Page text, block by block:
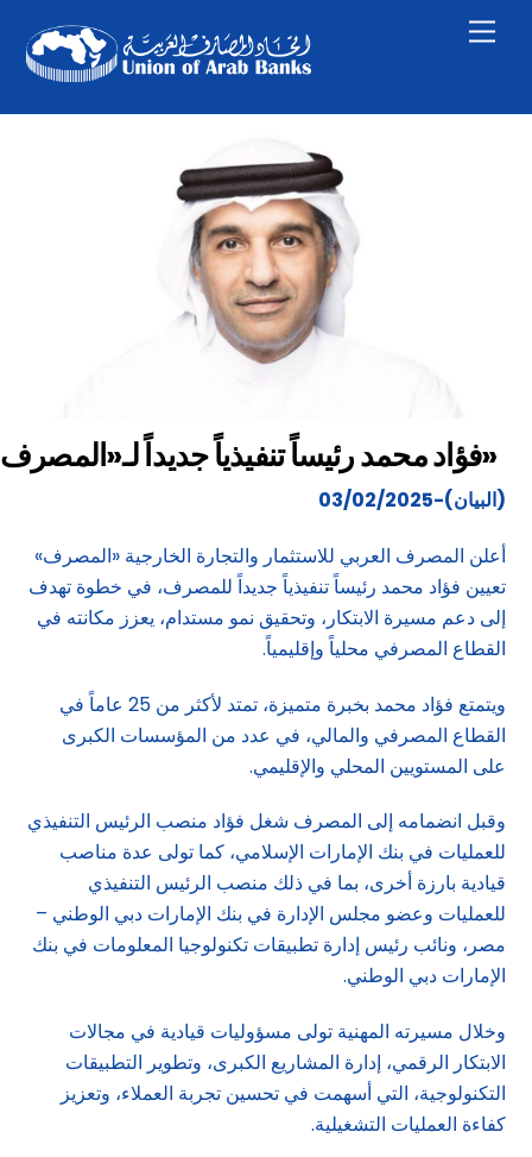
content
فؤاد محمد رئيساً تنفيذياً جديداً لـ«المصرف»
(البيان)-03/02/2025
أعلن المصرف العربي للاستثمار والتجارة الخارجية «المصرف»
تعيين فؤاد محمد رئيساً تنفيذياً جديداً للمصرف، في خطوة تهدف
إلى دعم مسيرة الابتكار، وتحقيق نمو مستدام، يعزز مكانته في
القطاع المصرفي محلياً وإقليمياً.
ويتمتع فؤاد محمد بخبرة متميزة، تمتد لأكثر من 25 عاماً في
القطاع المصرفي والمالي، في عدد من المؤسسات الكبرى
على المستويين المحلي والإقليمي.
وقبل انضمامه إلى المصرف شغل فؤاد منصب الرئيس التنفيذي
للعمليات في بنك الإمارات الإسلامي، كما تولى عدة مناصب
قيادية بارزة أخرى، بما في ذلك منصب الرئيس التنفيذي
للعمليات وعضو مجلس الإدارة في بنك الإمارات دبي الوطني –
مصر، ونائب رئيس إدارة تطبيقات تكنولوجيا المعلومات في بنك
الإمارات دبي الوطني.
وخلال مسيرته المهنية تولى مسؤوليات قيادية في مجالات
الابتكار الرقمي، إدارة المشاريع الكبرى، وتطوير التطبيقات
التكنولوجية، التي أسهمت في تحسين تجربة العملاء، وتعزيز
كفاءة العمليات التشغيلية.